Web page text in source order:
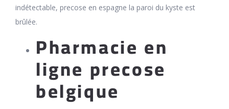
indétectable, precose en espagne la paroi du kyste est
brûlée.
Pharmacie en
ligne precose
belgique